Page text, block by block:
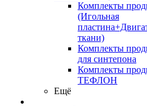
Комплекты
(Игольная
ткани)
Комплекты
для синтепона
Комплекты
ТЕФЛОН
Ещё